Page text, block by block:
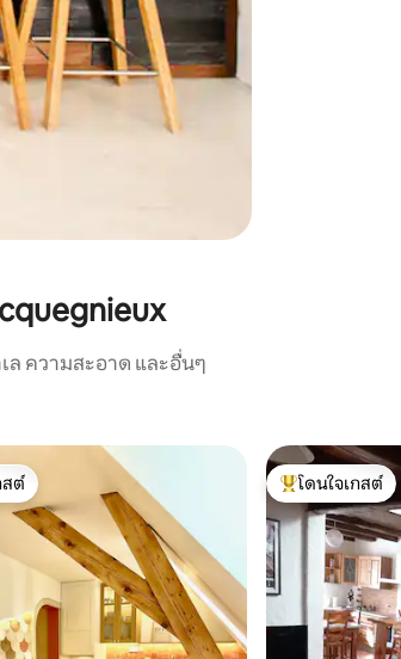
ล ความสะอาด และอื่นๆ
ที่สุด
สต์
โดนใจเกสต์ที่สุด
โดนใจเกสต์